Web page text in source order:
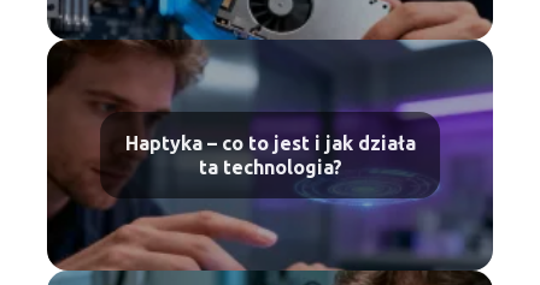
Haptyka – co to jest i jak działa
ta technologia?